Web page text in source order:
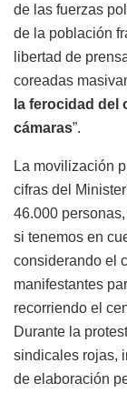
de las fuerzas
de la población
libertad de
coreadas
la ferocidad del
cámaras”.
La movilización
cifras del
46.000
si tenemos en
considerando el
manifestantes
recorriendo el
Durante la
sindicales rojas,
de elaboración